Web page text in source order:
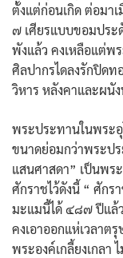
ตั้งแต่ก่อนเกิด ต่อมา
๗ เศียรแบบขอมประ
พังแล้ว คงเหลือแต่พ
ศิลปากรไดลงรักปิด
วิหาร หลังคาและผนั
พระประทานในพระ
ขนาดย่อมกว่าพระป
แสนศาสดา” เป็นพร
ศักราชไว้ดังนี้ “ ศัก
มะแมนี้ได้ ๔๘๗ ปีแล้
คงเอาออกแห่เวลาต
พระองค์เกลี้ยงเกลา